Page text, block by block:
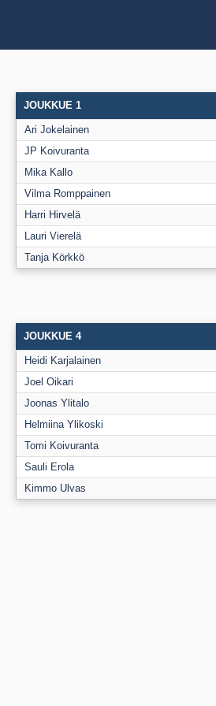
JOUKKUE 1
Ari Jokelainen
JP Koivuranta
Mika Kallo
Vilma Romppainen
Harri Hirvelä
Lauri Vierelä
Tanja Körkkö
JOUKKUE 4
Heidi Karjalainen
Joel Oikari
Joonas Ylitalo
Helmiina Ylikoski
Tomi Koivuranta
Sauli Erola
Kimmo Ulvas